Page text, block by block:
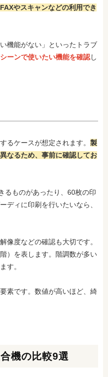
やスキャンなどの利用でき
機能がない」といったトラブ
ーンで使いたい機能を確認し
るケースが想定されます。 製
なるため、事前に確認してお
るものがあったり、60枚の印
ディに印刷を行いたいなら、
像度などの確認も大切です。
）を表します。階調数が多い
す。
素です。数値が高いほど、綺
機の比較9選